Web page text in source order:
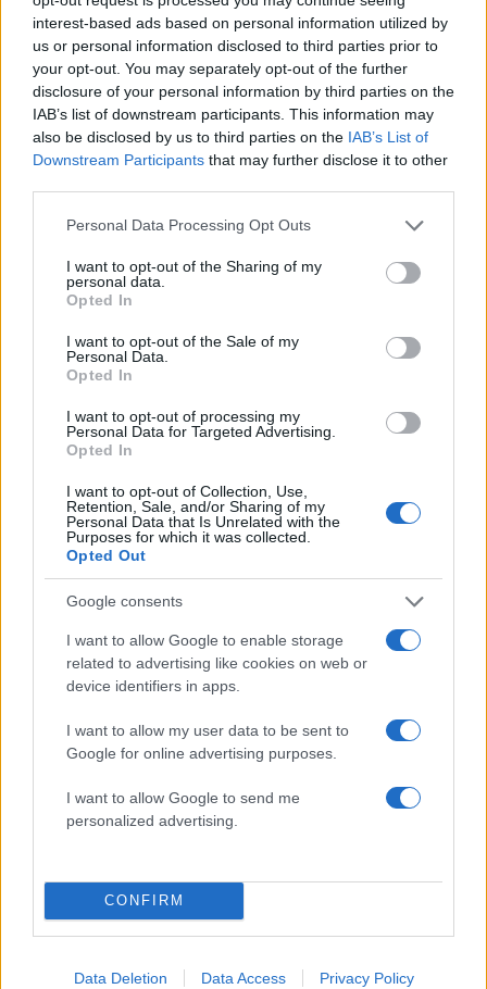
interest-based ads based on personal information utilized by
us or personal information disclosed to third parties prior to
your opt-out. You may separately opt-out of the further
disclosure of your personal information by third parties on the
IAB’s list of downstream participants. This information may
also be disclosed by us to third parties on the IAB’s List of
Downstream Participants that may further disclose it to other
Please note that this website/app uses one or more Google
not limited to your visit or usage behaviour. You may click to
grant or deny consent to Google and its third-party tags to
use your data for below specified purposes in below Google
consent section.
Personal Data Processing Opt Outs
I want to opt-out of the Sharing of my
personal data.
Opted In
I want to opt-out of the Sale of my
Personal Data.
Opted In
I want to opt-out of processing my
Personal Data for Targeted Advertising.
Opted In
I want to opt-out of Collection, Use,
Retention, Sale, and/or Sharing of my
Personal Data that Is Unrelated with the
Purposes for which it was collected.
Opted Out
Google consents
I want to allow Google to enable storage
related to advertising like cookies on web or
device identifiers in apps.
I want to allow my user data to be sent to
Google for online advertising purposes.
I want to allow Google to send me
personalized advertising.
CONFIRM
Data Deletion Data Access Privacy Policy
Τζορτζίνα Ροντρίγκεζ: Απαντά στα επικριτικά
σχόλια για το σώμα της με μια μακροσκελή
05.08.2026
Μπράντλεϊ Κούπερ – Τζίτζι Χαντίντ: Η αλήθεια
πίσω από τις βέρες που άναψαν «φωτιές» για
κρυφό γάμο
05.08.2026